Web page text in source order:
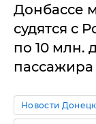
Донбассе
судятся с
по 10 млн.
пассажира
Новости